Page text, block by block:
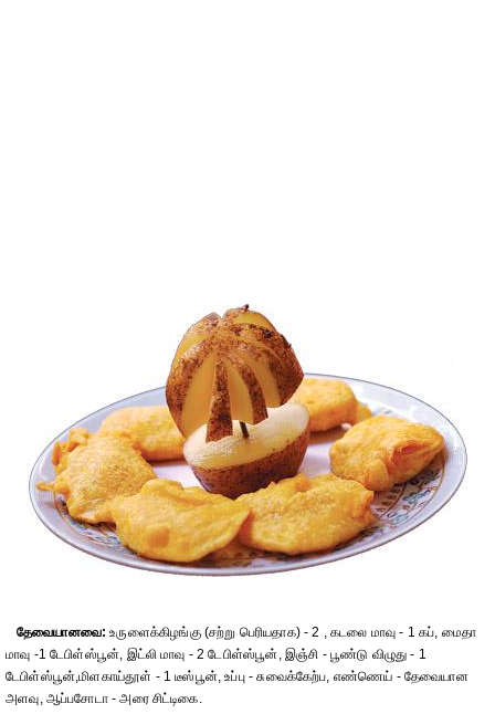
தேவையானவை: உருளைக்கிழங்கு (சற்று பெரியதாக) - 2 , கடலை மாவு - 1 கப், மைதா
மாவு -1 டேபிள்ஸ்பூன், இட்லி மாவு - 2 டேபிள்ஸ்பூன், இஞ்சி - பூண்டு விழுது - 1
டேபிள்ஸ்பூன்,மிளகாய்தூள் - 1 டீஸ்பூன், உப்பு - சுவைக்கேற்ப, எண்ணெய் - தேவையான
அளவு, ஆப்பசோடா - அரை சிட்டிகை.